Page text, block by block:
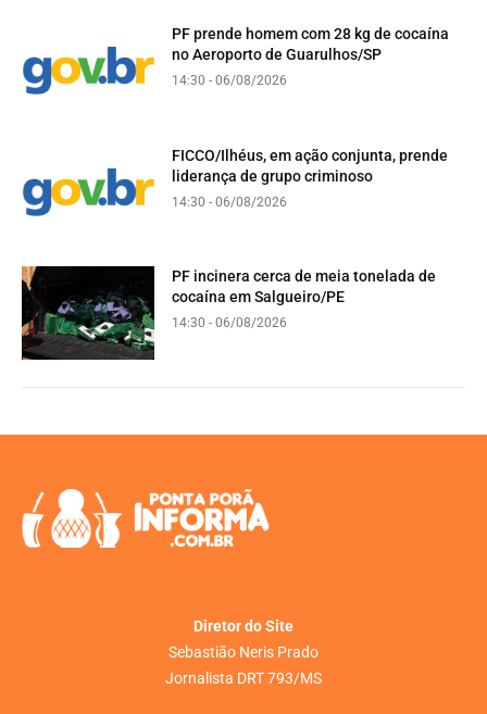
PF prende homem com 28 kg de cocaína
no Aeroporto de Guarulhos/SP
14:30 - 06/08/2026
FICCO/Ilhéus, em ação conjunta, prende
liderança de grupo criminoso
14:30 - 06/08/2026
PF incinera cerca de meia tonelada de
cocaína em Salgueiro/PE
14:30 - 06/08/2026
Diretor do Site
Sebastião Neris Prado
Jornalista DRT 793/MS